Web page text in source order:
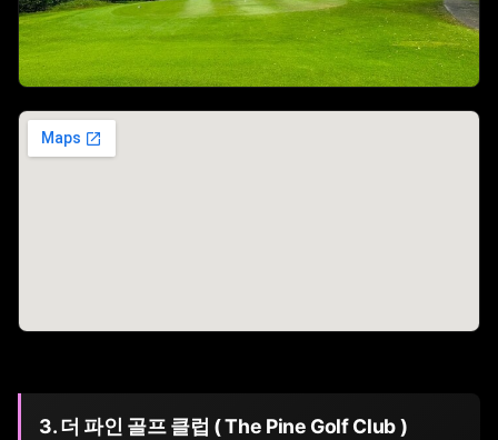
3. 더 파인 골프 클럽 ( The Pine Golf Club )